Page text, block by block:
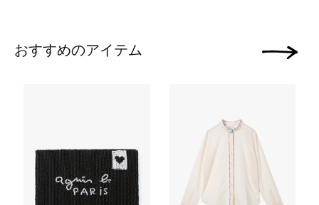
おすすめのアイテム 次の画像